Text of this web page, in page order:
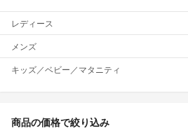
レディース
メンズ
キッズ／ベビー／マタニティ
商品の価格で絞り込み